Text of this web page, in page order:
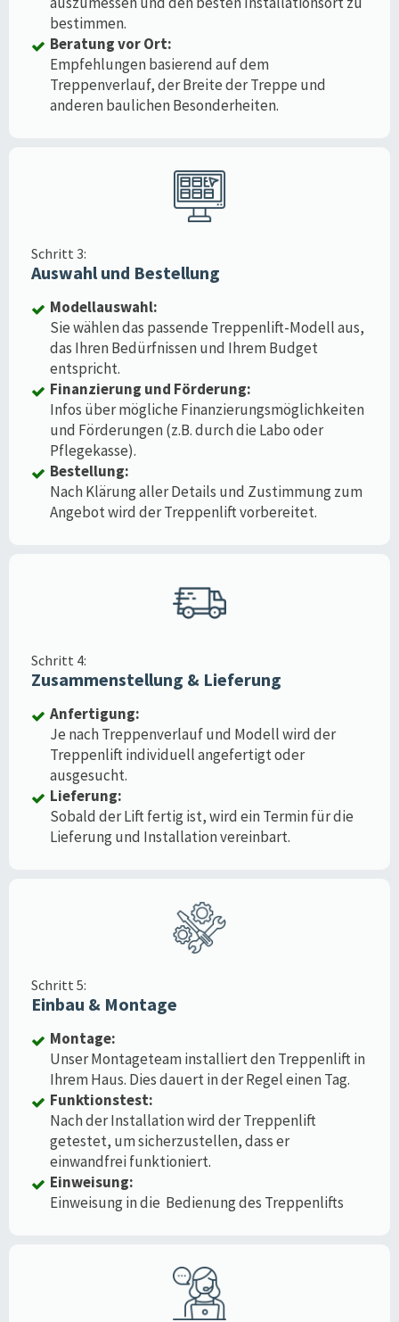
bestimmen.
Beratung vor Ort:
Empfehlungen basierend auf dem
Treppenverlauf, der Breite der Treppe und
anderen baulichen Besonderheiten.
Schritt 3:
Auswahl und Bestellung
Modellauswahl:
Sie wählen das passende Treppenlift-Modell aus,
das Ihren Bedürfnissen und Ihrem Budget
entspricht.
Finanzierung und Förderung:
Infos über mögliche Finanzierungsmöglichkeiten
und Förderungen (z.B. durch die Labo oder
Pflegekasse).
Bestellung:
Nach Klärung aller Details und Zustimmung zum
Angebot wird der Treppenlift vorbereitet.
Schritt 4:
Zusammenstellung & Lieferung
Anfertigung:
Je nach Treppenverlauf und Modell wird der
Treppenlift individuell angefertigt oder
ausgesucht.
Lieferung:
Sobald der Lift fertig ist, wird ein Termin für die
Lieferung und Installation vereinbart.
Schritt 5:
Einbau & Montage
Montage:
Unser Montageteam installiert den Treppenlift in
Ihrem Haus. Dies dauert in der Regel einen Tag.
Funktionstest:
Nach der Installation wird der Treppenlift
getestet, um sicherzustellen, dass er
einwandfrei funktioniert.
Einweisung:
Einweisung in die Bedienung des Treppenlifts